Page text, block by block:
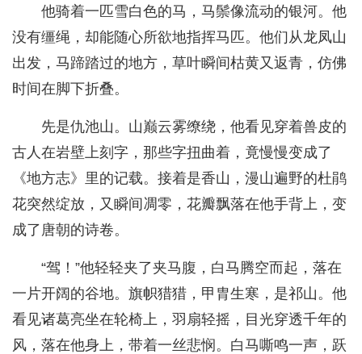
他骑着一匹雪白色的马，马鬃像流动的银河。他
没有缰绳，却能随心所欲地指挥马匹。他们从龙凤山
出发，马蹄踏过的地方，草叶瞬间枯黄又返青，仿佛
时间在脚下折叠。
先是仇池山。山巅云雾缭绕，他看见穿着兽皮的
古人在岩壁上刻字，那些字扭曲着，竟慢慢变成了
《地方志》里的记载。接着是香山，漫山遍野的杜鹃
花突然绽放，又瞬间凋零，花瓣飘落在他手背上，变
成了唐朝的诗卷。
“驾！”他轻轻夹了夹马腹，白马腾空而起，落在
一片开阔的谷地。旗帜猎猎，甲胄生寒，是祁山。他
看见诸葛亮坐在轮椅上，羽扇轻摇，目光穿透千年的
风，落在他身上，带着一丝悲悯。白马嘶鸣一声，跃